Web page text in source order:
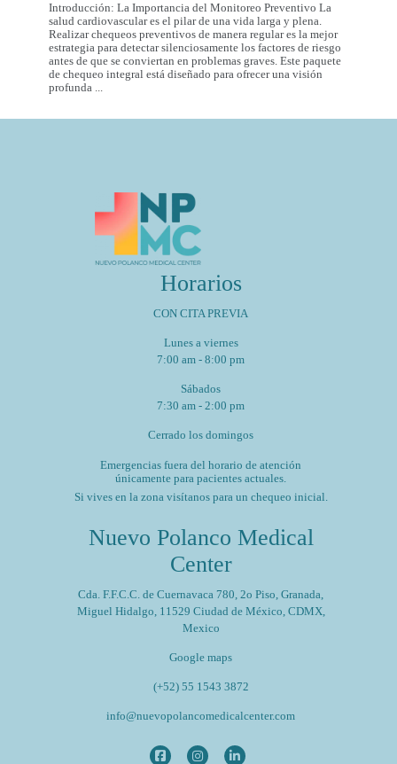
Introducción: La Importancia del Monitoreo Preventivo La
salud cardiovascular es el pilar de una vida larga y plena.
Realizar chequeos preventivos de manera regular es la mejor
estrategia para detectar silenciosamente los factores de riesgo
antes de que se conviertan en problemas graves. Este paquete
de chequeo integral está diseñado para ofrecer una visión
profunda ...
Estudio
tu
Corazón
Bienestar
Horarios
CON CITA PREVIA
Lunes a viernes
7:00 am - 8:00 pm
Sábados
7:30 am - 2:00 pm
Cerrado los domingos
Emergencias fuera del horario de atención
únicamente para pacientes actuales.
Si vives en la zona visítanos para un chequeo inicial.
Nuevo Polanco Medical
Center
Cda. F.F.C.C. de Cuernavaca 780, 2o Piso, Granada,
Miguel Hidalgo, 11529 Ciudad de México, CDMX,
Mexico
Google maps
(+52) 55 1543 3872
info@nuevopolancomedicalcenter.com